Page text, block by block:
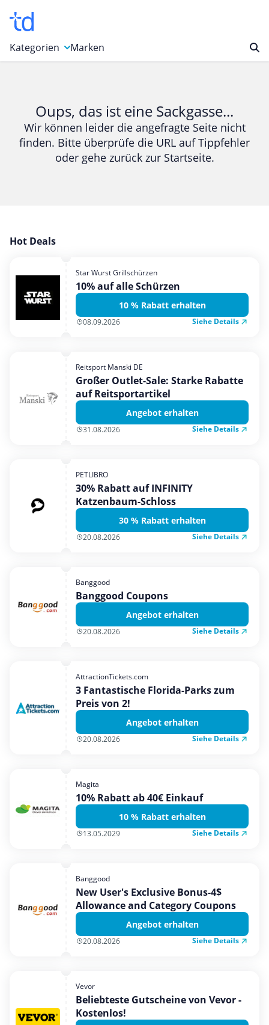
Kategorien
Bücher & Magazine
Computer & Elektronik
Entertainment & Media
Garten, Haushalt & Tiere
Mobilfunk & Internet
Mode & Accessoires
Shopping
Urlaub & Reise
Marken
Oups, das ist eine Sackgasse...
Wir können leider die angefragte Seite nicht
finden. Bitte überprüfe die URL auf Tippfehler
oder gehe zurück zur Startseite.
Hot Deals
Star Wurst Grillschürzen
10% auf alle Schürzen
10 % Rabatt erhalten
08.09.2026 Siehe Details
Reitsport Manski DE
Großer Outlet-Sale: Starke Rabatte
auf Reitsportartikel
Angebot erhalten
31.08.2026 Siehe Details
PETLIBRO
30% Rabatt auf INFINITY
Katzenbaum-Schloss
30 % Rabatt erhalten
20.08.2026 Siehe Details
Banggood
Banggood Coupons
Angebot erhalten
20.08.2026 Siehe Details
AttractionTickets.com
3 Fantastische Florida-Parks zum
Preis von 2!
Angebot erhalten
20.08.2026 Siehe Details
Magita
10% Rabatt ab 40€ Einkauf
10 % Rabatt erhalten
13.05.2029 Siehe Details
Banggood
New User's Exclusive Bonus-4$
Allowance and Category Coupons
Angebot erhalten
20.08.2026 Siehe Details
Vevor
Beliebteste Gutscheine von Vevor -
Kostenlos!